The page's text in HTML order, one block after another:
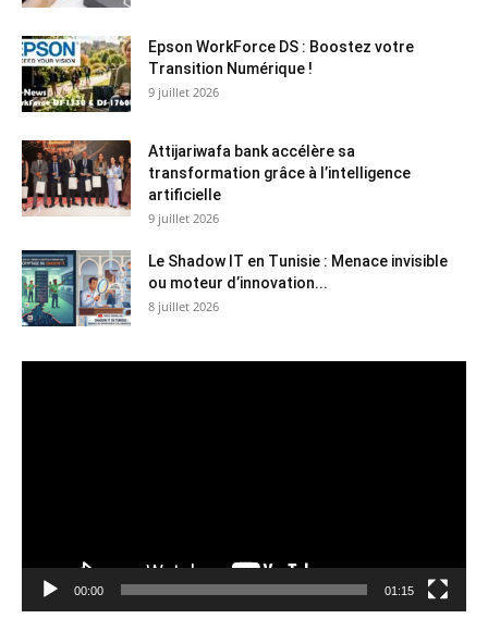
Epson WorkForce DS : Boostez votre
Transition Numérique !
9 juillet 2026
Attijariwafa bank accélère sa
transformation grâce à l’intelligence
artificielle
9 juillet 2026
Le Shadow IT en Tunisie : Menace invisible
ou moteur d’innovation...
8 juillet 2026
00:00 01:15